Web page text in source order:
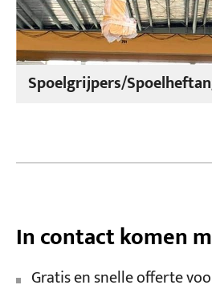
Spoelgrijpers/
In contact komen
Gratis en snelle offerte